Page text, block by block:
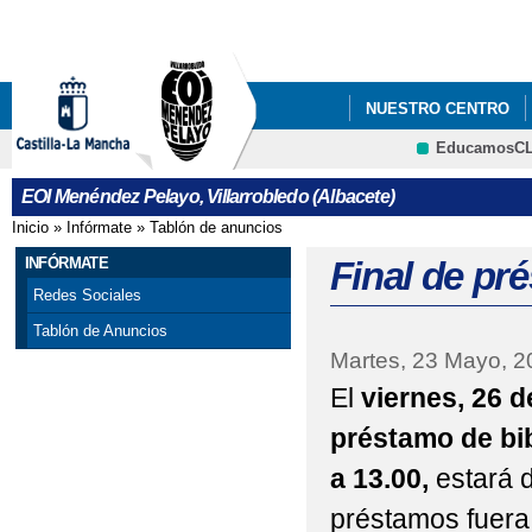
NUESTRO CENTRO
EOI Menéndez Pelayo, Villarrobledo (Albacete)
Se encuentra usted aquí
Inicio » Infórmate » Tablón de anuncios
INFÓRMATE
Redes Sociales
Tablón de Anuncios
Final de
Martes, 23 Mayo,
El viernes, 26
préstamo de
a 13.00, estará
préstamos